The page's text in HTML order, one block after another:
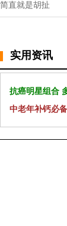
简直就是胡扯
实用资讯
抗癌明星组合
中老年补钙必